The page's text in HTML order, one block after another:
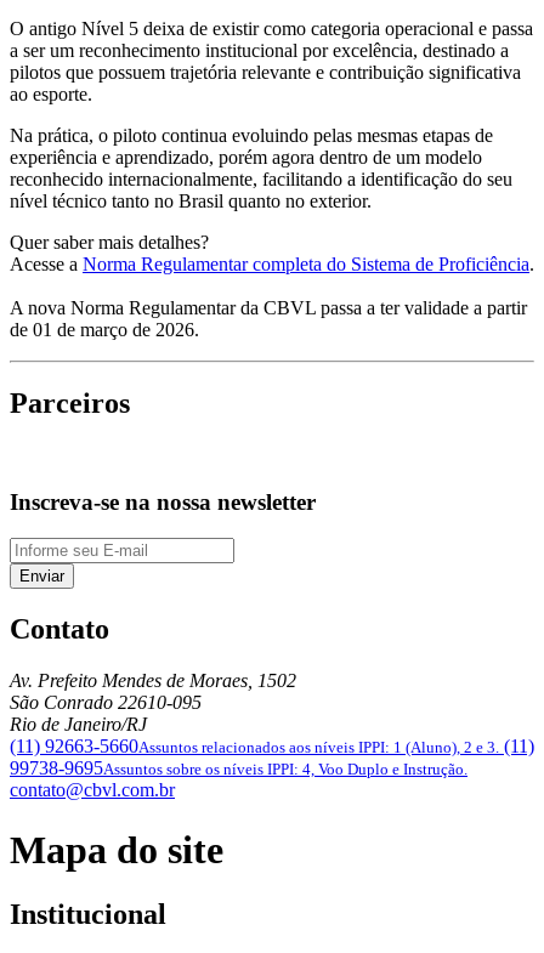
O antigo Nível 5 deixa de existir como categoria operacional e passa
a ser um reconhecimento institucional por excelência, destinado a
pilotos que possuem trajetória relevante e contribuição significativa
ao esporte.
Na prática, o piloto continua evoluindo pelas mesmas etapas de
experiência e aprendizado, porém agora dentro de um modelo
reconhecido internacionalmente, facilitando a identificação do seu
nível técnico tanto no Brasil quanto no exterior.
Quer saber mais detalhes?
Acesse a Norma Regulamentar completa do Sistema de Proficiência.
A nova Norma Regulamentar da CBVL passa a ter validade a partir
de 01 de março de 2026.
Parceiros
Inscreva-se na nossa newsletter
Enviar
Contato
Av. Prefeito Mendes de Moraes, 1502
São Conrado 22610-095
Rio de Janeiro/RJ
(11) 92663-5660Assuntos relacionados aos níveis IPPI: 1 (Aluno), 2 e 3. (11)
99738-9695Assuntos sobre os níveis IPPI: 4, Voo Duplo e Instrução.
contato@cbvl.com.br
Mapa do site
Institucional